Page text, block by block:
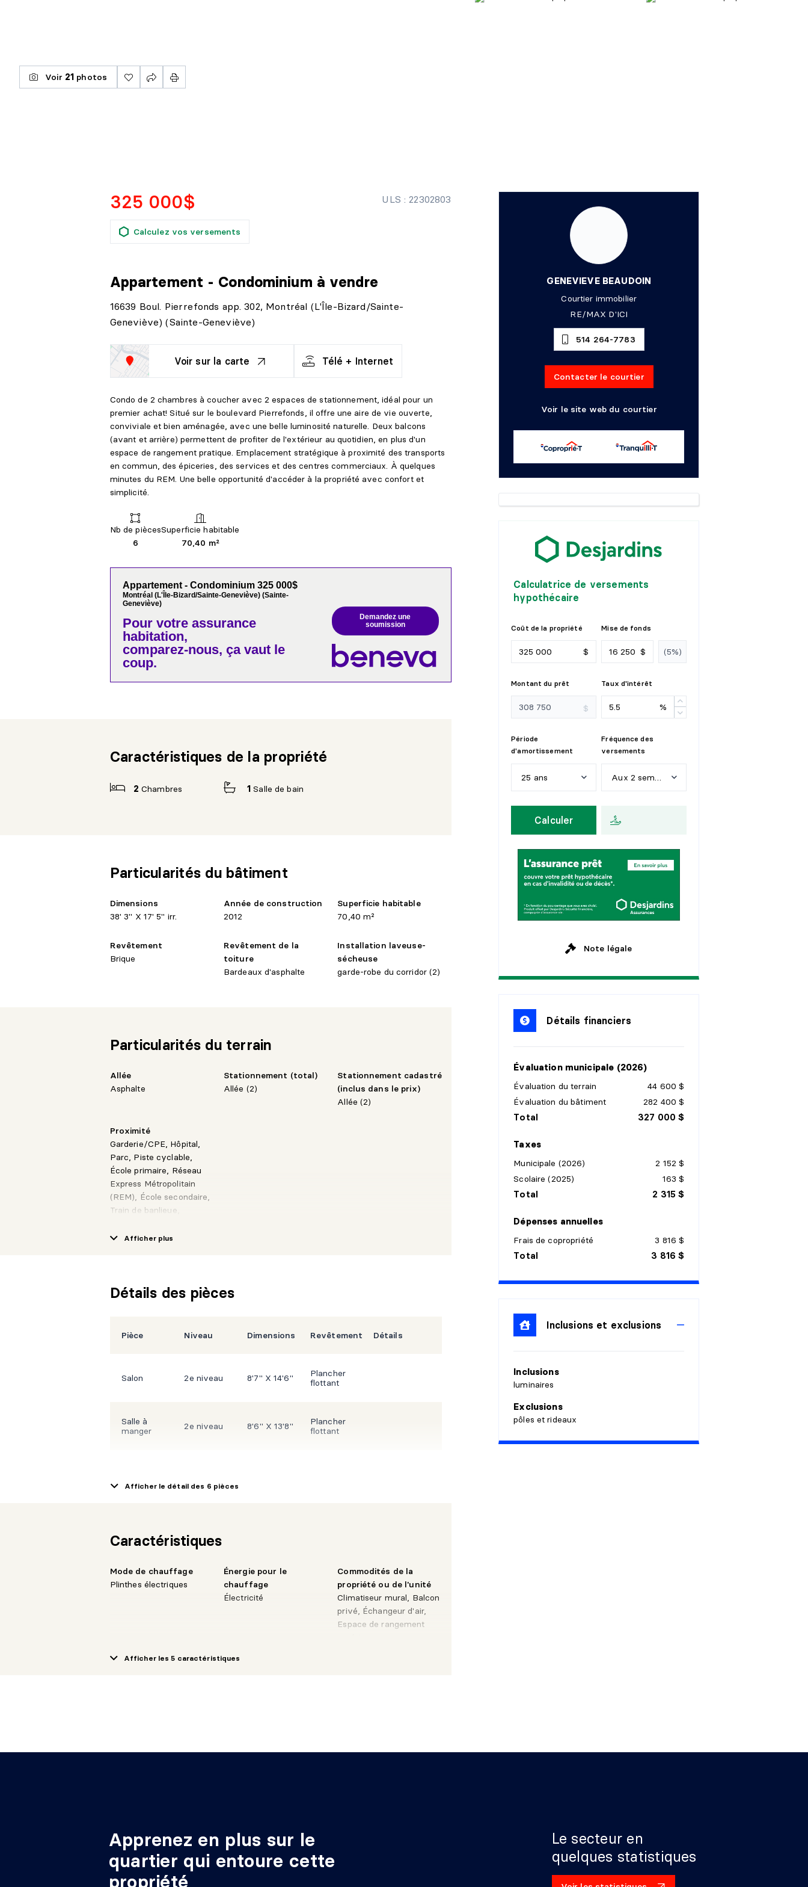
Voir 21 photos
325 000$
Calculez vos versements
ULS : 22302803
Appartement - Condominium à vendre
16639 Boul. Pierrefonds app. 302, Montréal (L'Île-Bizard/Sainte-
Geneviève) (Sainte-Geneviève)
Voir sur la carte Télé + Internet
Condo de 2 chambres à coucher avec 2 espaces de stationnement, idéal pour un
premier achat! Situé sur le boulevard Pierrefonds, il offre une aire de vie ouverte,
conviviale et bien aménagée, avec une belle luminosité naturelle. Deux balcons
(avant et arrière) permettent de profiter de l'extérieur au quotidien, en plus d'un
espace de rangement pratique. Emplacement stratégique à proximité des transports
en commun, des épiceries, des services et des centres commerciaux. À quelques
minutes du REM. Une belle opportunité d'accéder à la propriété avec confort et
simplicité.
Nb de pièces
6
Superficie habitable
70,40 m²
Appartement - Condominium 325 000$
Montréal (L'Île-Bizard/Sainte-Geneviève) (Sainte-
Geneviève)
Pour votreassurance
habitation,
comparez-nous, ça vaut le
coup.
Demandez une
soumission
Caractéristiques de la propriété
2Chambres 1Salle de bain
Particularités du bâtiment
Dimensions
38' 3" X 17' 5" irr.
Année de construction
2012
Superficie habitable
70,40 m²
Revêtement
Brique
Revêtement de la
toiture
Bardeaux d'asphalte
Installation laveuse-
sécheuse
garde-robe du corridor (2)
Particularités du terrain
Allée
Asphalte
Stationnement (total)
Allée (2)
Stationnement cadastré
(inclus dans le prix)
Allée (2)
Proximité
Garderie/CPE, Hôpital,
Parc, Piste cyclable,
École primaire, Réseau
Express Métropolitain
(REM), École secondaire,
Train de banlieue,
Université, Cégep,
Afficher plus
Détails des pièces
Pièce Niveau Dimensions Revêtement Détails
Salon 2e niveau 8'7" X 14'6"
Plancher
flottant
Salle à
manger
2e niveau 8'6" X 13'8"
Plancher
flottant
Chambre à
principale
8'8" X 11'10"
Plancher
flottant
Afficher le détail des 6 pièces
Caractéristiques
Mode de chauffage
Plinthes électriques
Énergie pour le
chauffage
Électricité
Commodités de la
propriété ou de l'unité
Climatiseur mural, Balcon
privé, Échangeur d'air,
Espace de rangement
Système d'égouts
Afficher les 5 caractéristiques
GENEVIEVE BEAUDOIN
Courtier immobilier
RE/MAX D'ICI
514 264-7783
Contacter le courtier
Voir le site web du courtier
Calculatrice de versements
hypothécaire
Coût de la propriété
$
Mise de fonds
$
Montant du prêt
$
Taux d'intérêt
%
Période
d'amortissement
25 ans
5 ans
15
20 ans
25 ans
Fréquence des
versements
Aux 2 semaines
ensuelle
Calculer
Note légale
Détails financiers
Évaluation municipale (2026)
Évaluation du terrain
44 600 $
Évaluation du bâtiment
282 400 $
Total 327 000 $
Taxes
Municipale (2026)
2 152 $
Scolaire (2025)
163 $
Total 2 315 $
Dépenses annuelles
Frais de copropriété 3 816 $
Total 3 816 $
Inclusions et exclusions
Inclusions
luminaires
Exclusions
pôles et rideaux
Apprenez en plus sur le
quartier qui entoure cette
propriété
Le secteur en
quelques statistiques